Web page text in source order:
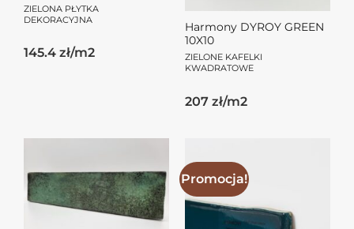
ZIELONA PŁYTKA
DEKORACYJNA
Pierwotna
cena
Aktualna
cena
145.4 zł/m2
Harmony DYROY GREEN
10X10
ZIELONE KAFELKI
KWADRATOWE
207 zł/m2
Promocja!